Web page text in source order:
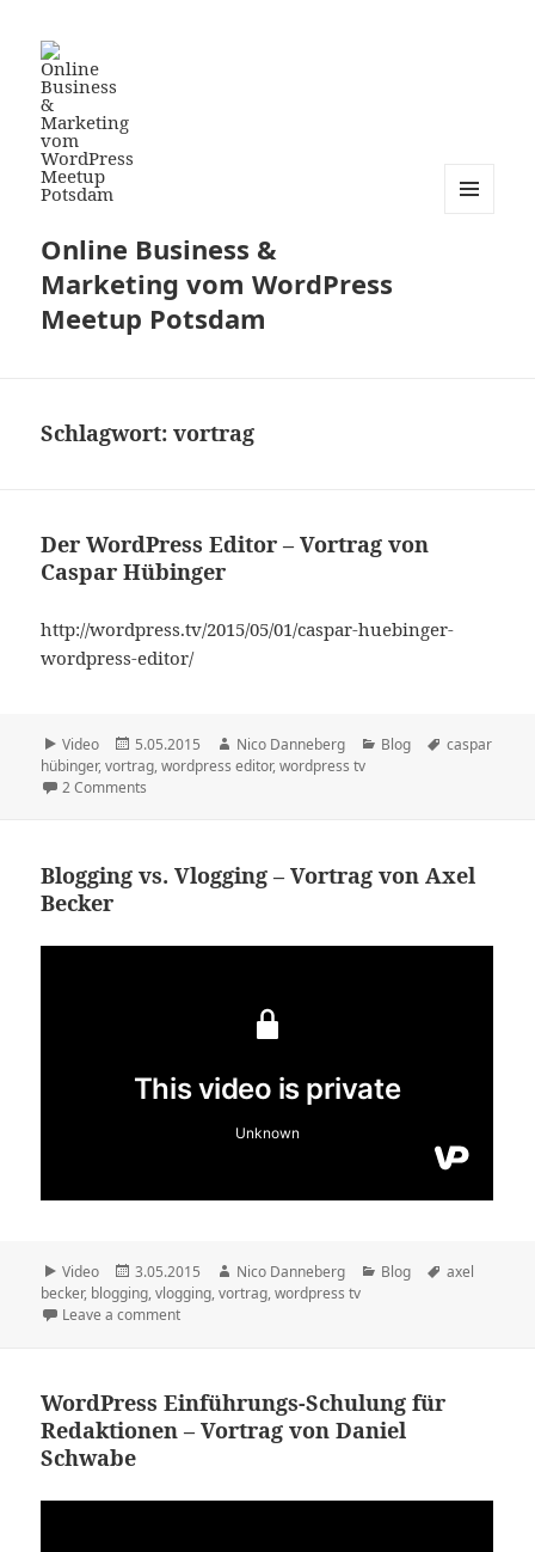
Online Business &
Marketing vom WordPress
Meetup Potsdam
Schlagwort:vortrag
Der WordPress Editor – Vortrag von
Caspar Hübinger
http://wordpress.tv/2015/05/01/caspar-huebinger-
wordpress-editor/
Format
Video
Veröffentlicht
am
5.05.2015 Autor
Nico Danneberg Kategorien
Blog Schlagwörter
caspar
hübinger,vortrag,wordpress editor,wordpress tv
2 Comments
Blogging vs. Vlogging – Vortrag von Axel
Becker
Format
Video
Veröffentlicht
am
3.05.2015 Autor
Nico Danneberg Kategorien
Blog Schlagwörter
axel
becker, blogging,vlogging,vortrag,wordpress tv
Leave a comment
WordPress Einführungs-Schulung für
Redaktionen – Vortrag von Daniel
Schwabe